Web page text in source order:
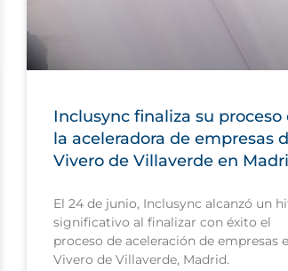
Inclusync finaliza su proceso
la aceleradora de empresas
Vivero de Villaverde en
El 24 de junio, Inclusync alcanzó un
significativo al finalizar con éxito el
proceso de aceleración de empresas
Vivero de Villaverde, Madrid.